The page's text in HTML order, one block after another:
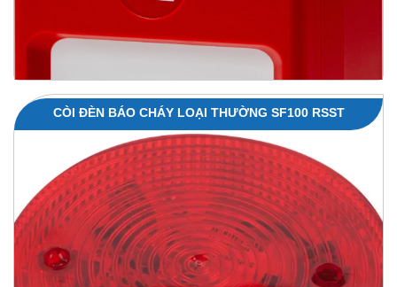
CÒI ĐÈN BÁO CHÁY LOẠI THƯỜNG SF100 RSST